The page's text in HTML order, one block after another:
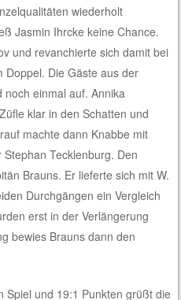
wiederholt
Jasmin Ihrcke keine Chance.
und revanchierte sich damit bei
Doppel. Die Gäste aus der
noch einmal auf. Annika
klar in den Schatten und
machte dann Knabbe mit
Tecklenburg. Den
Brauns. Er lieferte sich mit W.
Durchgängen ein Vergleich
erst in der Verlängerung
bewies Brauns dann den
Spiel und 19:1 Punkten grüßt die